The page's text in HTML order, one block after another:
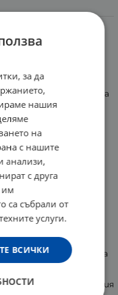
със
форма с разположени
изключителен
Оребрението е
за да
усещане, както за
от прозрачен
и завършващи с
стимулация за
презерватива - 56
mm
далече от пряка
Group, Великобритания
за да
нашия
на
с нашите
анализи,
с друга
им
са събрали от
услуги.
ВСИЧКИ